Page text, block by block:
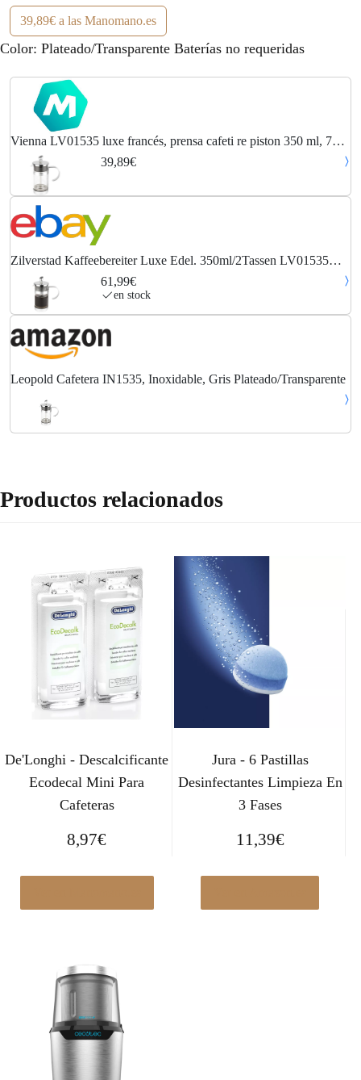
39,89€ a las Manomano.es
Color: Plateado/Transparente Baterías no requeridas
Vienna LV01535 luxe francés, prensa cafeti re piston 350 ml, 75 x
180 x 140 mm - Leopold
39,89€
Zilverstad Kaffeebereiter Luxe Edel. 350ml/2Tassen LV01535
Höhe 17 cm 350 ml61,99€
en stock
Leopold Cafetera IN1535, Inoxidable, Gris Plateado/Transparente
Productos relacionados
De'Longhi - Descalcificante
Ecodecal Mini Para
Cafeteras
8,97€
Jura - 6 Pastillas
Desinfectantes Limpieza En
3 Fases
11,39€